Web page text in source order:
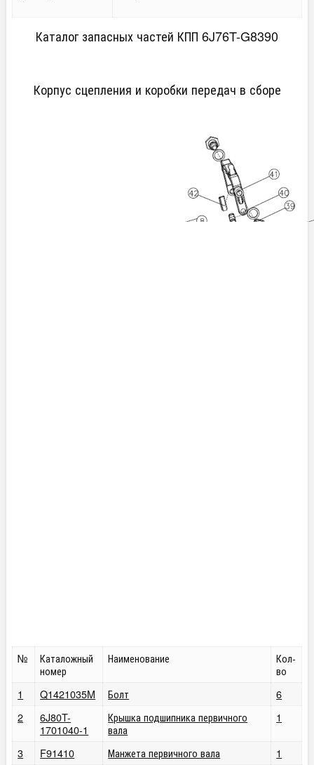
Каталог запасных частей КПП 6J76T-G8390
Корпус сцепления и коробки передач в сборе
№
Каталожный
номер
Наименование
Кол-
во
1
Q1421035M Болт
6
2
6J80T-
1701040-1
Крышка подшипника первичного
вала
1
3 F91410 Манжета первичного вала
1